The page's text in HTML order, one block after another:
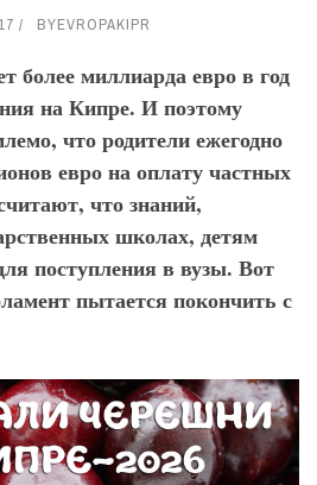
BYEVROPAKIPR
более миллиарда евро в год
на Кипре. И поэтому
что родители ежегодно
евро на оплату частных
что знаний,
школах, детям
поступления в вузы. Вот
пытается покончить с